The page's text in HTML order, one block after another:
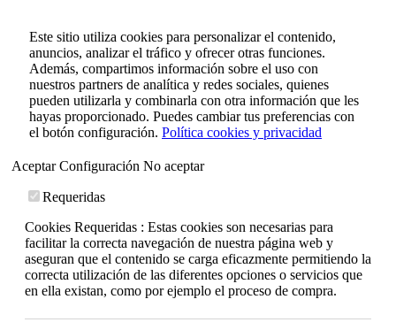
Este sitio utiliza cookies para personalizar el contenido,
anuncios, analizar el tráfico y ofrecer otras funciones.
Además, compartimos información sobre el uso con
nuestros partners de analítica y redes sociales, quienes
pueden utilizarla y combinarla con otra información que les
hayas proporcionado. Puedes cambiar tus preferencias con
el botón configuración. Política cookies y privacidad
AceptarConfiguración No aceptar
Requeridas
Cookies Requeridas : Estas cookies son necesarias para
facilitar la correcta navegación de nuestra página web y
aseguran que el contenido se carga eficazmente permitiendo la
correcta utilización de las diferentes opciones o servicios que
en ella existan, como por ejemplo el proceso de compra.